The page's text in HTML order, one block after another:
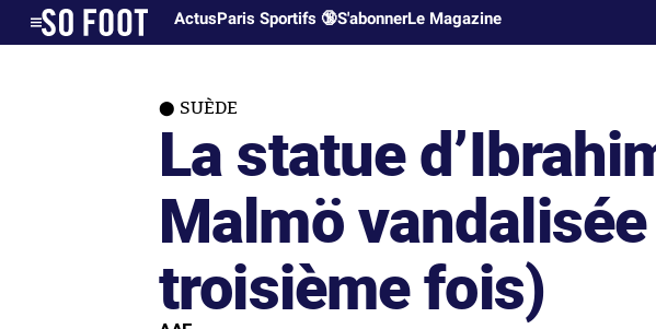
ActusParis Sportifs 🔞S'abonnerLe Magazine
SUÈDE
La statue
Malmö
troisième fois)